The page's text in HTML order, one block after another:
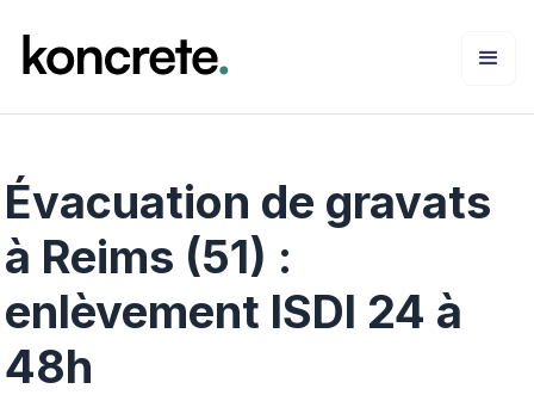
Évacuation de gravats
à Reims (51) :
enlèvement ISDI 24 à
48h